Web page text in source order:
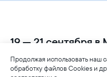
19 — 21 сентября
ежегодное
организаций для
Продолжая использовать наш
обработку файлов Cookies и